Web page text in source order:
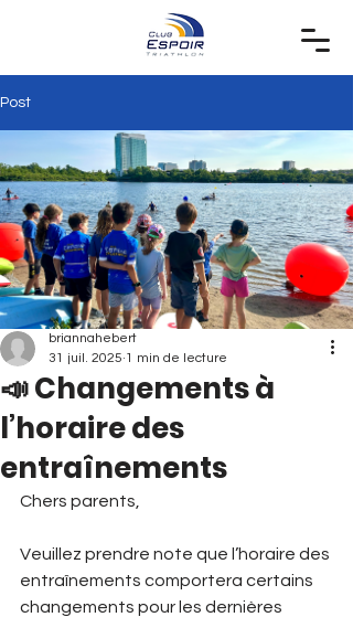
Post
📣 Changements à
l’horaire des
entraînements
briannahebert
31 juil. 2025 1 min de lecture
Chers parents,
Veuillez prendre note que l’horaire des
entraînements comportera certains
changements pour les dernières